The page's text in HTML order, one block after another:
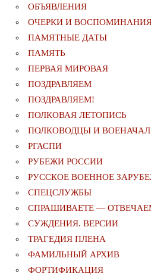
ОБЪЯВЛЕНИЯ
ОЧЕРКИ И
ПАМЯТНЫЕ ДАТЫ
ПАМЯТЬ
ПЕРВАЯ МИРОВАЯ
ПОЗДРАВЛЯЕМ
ПОЗДРАВЛЯЕМ!
ПОЛКОВАЯ ЛЕТОПИСЬ
ПОЛКОВОДЦЫ И
РГАСПИ
РУБЕЖИ РОССИИ
РУССКОЕ ВОЕННОЕ
СПЕЦСЛУЖБЫ
СПРАШИВАЕТЕ —
СУЖДЕНИЯ. ВЕРСИИ
ТРАГЕДИЯ ПЛЕНА
ФАМИЛЬНЫЙ АРХИВ
ФОРТИФИКАЦИЯ